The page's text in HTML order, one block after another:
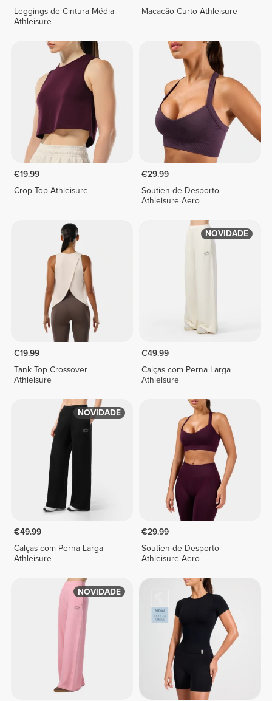
Leggings de Cintura Média
Athleisure
Macacão Curto Athleisure
€19.99
Crop Top Athleisure
€29.99
Soutien de Desporto
Athleisure Aero
€19.99
Tank Top Crossover
Athleisure
NOVIDADE
€49.99
Calças com Perna Larga
Athleisure
NOVIDADE
€49.99
Calças com Perna Larga
Athleisure
€29.99
Soutien de Desporto
Athleisure Aero
NOVIDADE